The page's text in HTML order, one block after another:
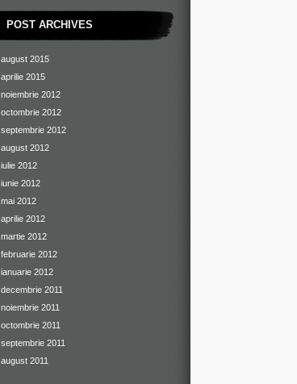
POST ARCHIVES
august 2015
aprilie 2015
noiembrie 2012
octombrie 2012
septembrie 2012
august 2012
iulie 2012
iunie 2012
mai 2012
aprilie 2012
martie 2012
februarie 2012
ianuarie 2012
decembrie 2011
noiembrie 2011
octombrie 2011
septembrie 2011
august 2011